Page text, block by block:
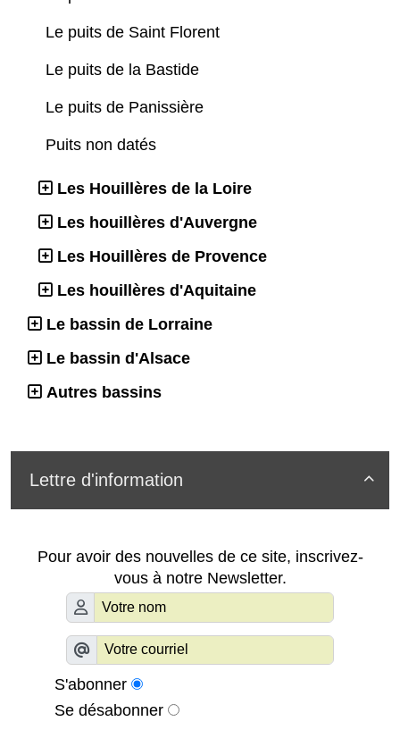
Le puits de Saint Florent
Le puits de la Bastide
Le puits de Panissière
Puits non datés
Les Houillères de la Loire
Les houillères d'Auvergne
Les Houillères de Provence
Les houillères d'Aquitaine
Le bassin de Lorraine
Le bassin d'Alsace
Autres bassins

Lettre d'information
Pour avoir des nouvelles de ce site, inscrivez-
vous à notre Newsletter.
S'abonner
Se désabonner